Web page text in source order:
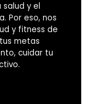
y el
Por eso, nos
y fitness de
metas
cuidar tu